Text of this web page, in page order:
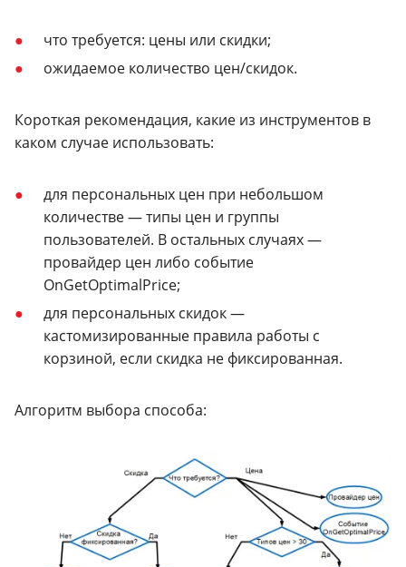
что требуется: цены или скидки;
ожидаемое количество цен/скидок.
Короткая рекомендация, какие из инструментов в
каком случае использовать:
для персональных цен при небольшом
количестве — типы цен и группы
пользователей. В остальных случаях —
провайдер цен либо событие
OnGetOptimalPrice;
для персональных скидок —
кастомизированные правила работы с
корзиной, если скидка не фиксированная.
Алгоритм выбора способа: